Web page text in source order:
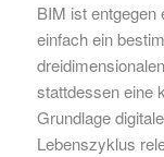
BIM ist entgegen
einfach ein
stattdessen eine
Grundlage
Lebenszyklus